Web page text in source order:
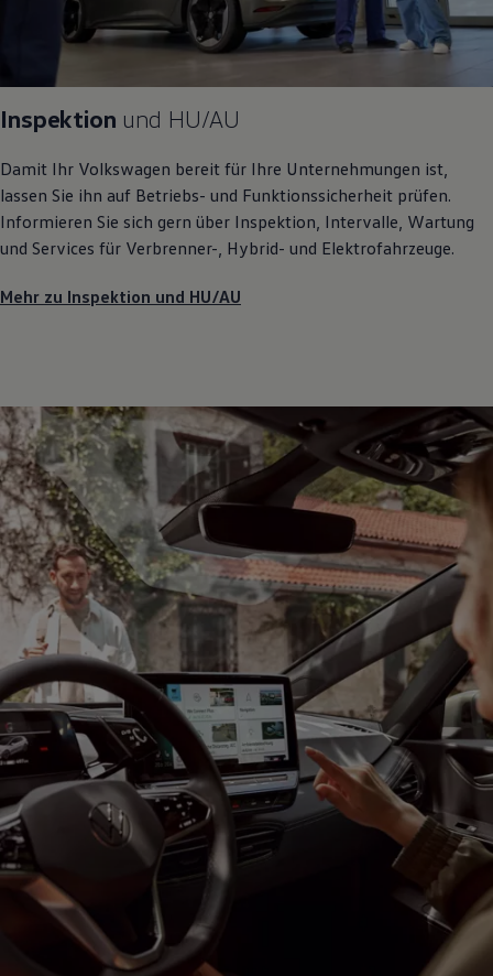
Inspektion und HU/AU
Damit Ihr Volkswagen bereit für Ihre Unternehmungen ist,
lassen Sie ihn auf Betriebs- und Funktionssicherheit prüfen.
Informieren Sie sich gern über Inspektion, Intervalle, Wartung
und Services für Verbrenner-, Hybrid- und Elektrofahrzeuge.
Mehr zu Inspektion und HU/AU